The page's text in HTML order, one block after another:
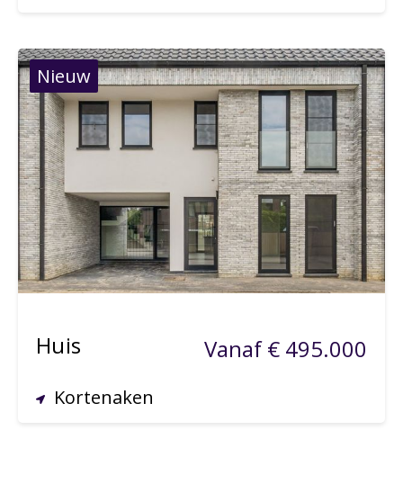
Nieuw
462 m² 205 m²
Huis Vanaf € 495.000
Kortenaken